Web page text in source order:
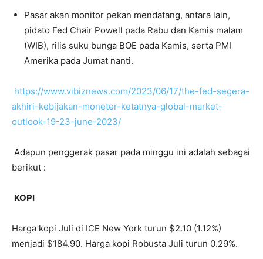
Pasar akan monitor pekan mendatang, antara lain,
pidato Fed Chair Powell pada Rabu dan Kamis malam
(WIB), rilis suku bunga BOE pada Kamis, serta PMI
Amerika pada Jumat nanti.
https://www.vibiznews.com/2023/06/17/the-fed-segera-
akhiri-kebijakan-moneter-ketatnya-global-market-
outlook-19-23-june-2023/
Adapun penggerak pasar pada minggu ini adalah sebagai
berikut :
KOPI
Harga kopi Juli di ICE New York turun $2.10 (1.12%)
menjadi $184.90. Harga kopi Robusta Juli turun 0.29%.